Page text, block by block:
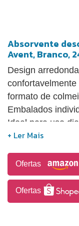
Absorvente
Avent, Branco,
Design
formato de
Embalados
Ideal para uso
contendo 24
Ofertas
Ofertas